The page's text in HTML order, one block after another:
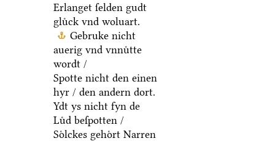
Erlanget ſelden gudt
gluͤck vnd woluart.
Gebruke nicht
auerig vnd vnnuͤtte
wordt /
Spotte nicht den einen
hyr / den andern dort.
Ydt ys nicht fyn de
Luͤd beſpotten /
Soͤlckes gehoͤrt Narren